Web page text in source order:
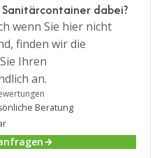
dabei?
wenn Sie hier nicht
finden wir die
Ihren
an.
Beratung